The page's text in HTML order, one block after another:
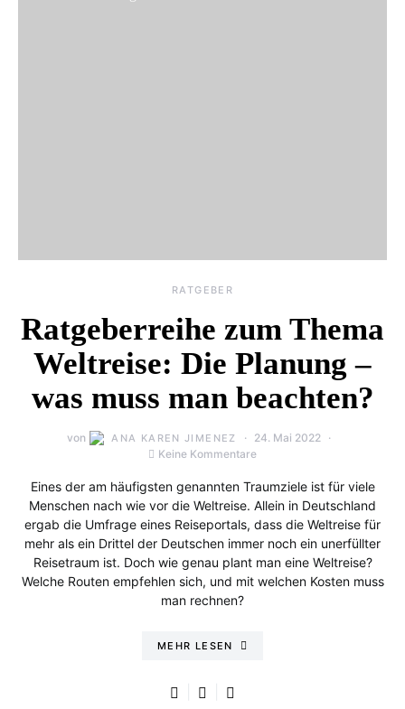
RATGEBER
Ratgeberreihe zum Thema
Weltreise: Die Planung –
was muss man beachten?
von ANA KAREN JIMENEZ
24. Mai 2022
Keine Kommentare
Eines der am häufigsten genannten Traumziele ist für viele
Menschen nach wie vor die Weltreise. Allein in Deutschland
ergab die Umfrage eines Reiseportals, dass die Weltreise für
mehr als ein Drittel der Deutschen immer noch ein unerfüllter
Reisetraum ist. Doch wie genau plant man eine Weltreise?
Welche Routen empfehlen sich, und mit welchen Kosten muss
man rechnen?
MEHR LESEN